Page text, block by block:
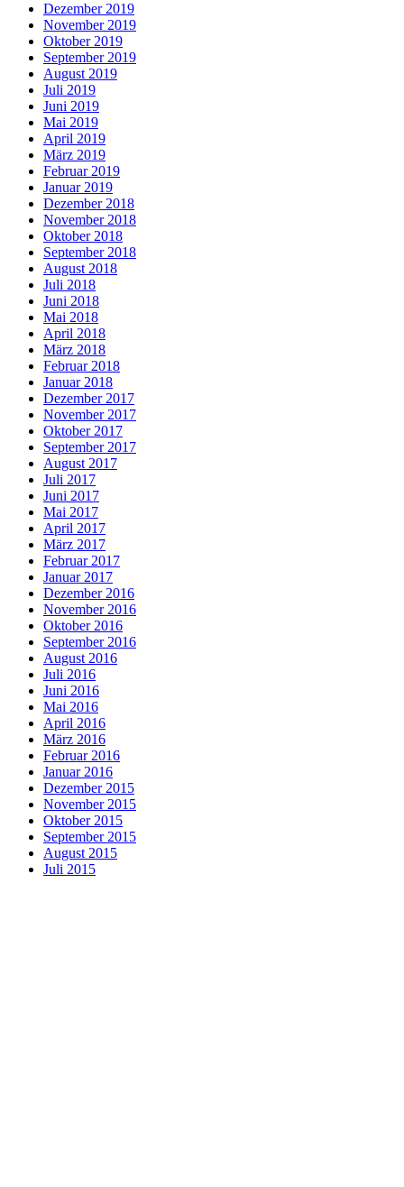
Dezember 2019
November 2019
Oktober 2019
September 2019
August 2019
Juli 2019
Juni 2019
Mai 2019
April 2019
März 2019
Februar 2019
Januar 2019
Dezember 2018
November 2018
Oktober 2018
September 2018
August 2018
Juli 2018
Juni 2018
Mai 2018
April 2018
März 2018
Februar 2018
Januar 2018
Dezember 2017
November 2017
Oktober 2017
September 2017
August 2017
Juli 2017
Juni 2017
Mai 2017
April 2017
März 2017
Februar 2017
Januar 2017
Dezember 2016
November 2016
Oktober 2016
September 2016
August 2016
Juli 2016
Juni 2016
Mai 2016
April 2016
März 2016
Februar 2016
Januar 2016
Dezember 2015
November 2015
Oktober 2015
September 2015
August 2015
Juli 2015